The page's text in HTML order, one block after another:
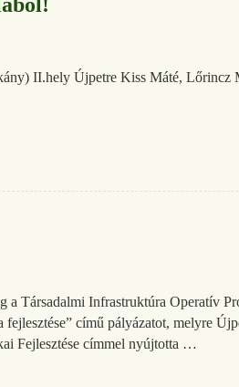
II.hely Újpetre Kiss Máté, Lőrincz
Társadalmi Infrastruktúra Operatív
című pályázatot, melyre
Fejlesztése címmel nyújtotta …